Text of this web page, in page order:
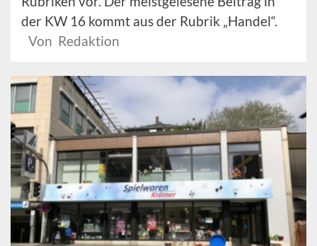
der KW 16 kommt aus der Rubrik „Handel“.
Von Redaktion